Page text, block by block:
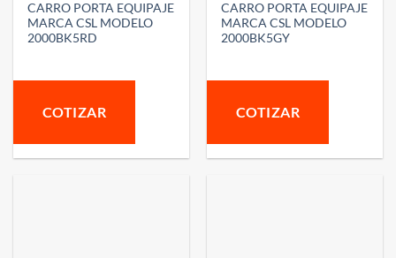
CARRO PORTA EQUIPAJE
MARCA CSL MODELO
2000BK5RD
COTIZAR
CARRO PORTA EQUIPAJE
MARCA CSL MODELO
2000BK5GY
COTIZAR